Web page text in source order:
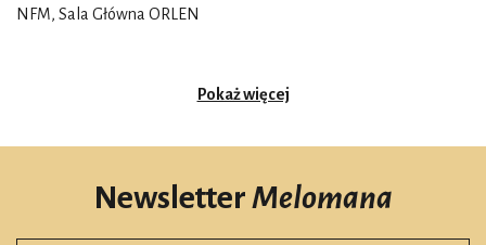
NFM, Sala Główna ORLEN
Pokaż więcej
NewsletterMelomana